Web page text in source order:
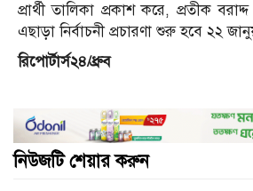
প্রার্থী তালিকা প্রকাশ করে, প্রতীক
এছাড়া নির্বাচনী প্রচারণা শুরু হবে ২২
রিপোর্টার্স২৪/ধ্রুব
নিউজটি শেয়ার করুন